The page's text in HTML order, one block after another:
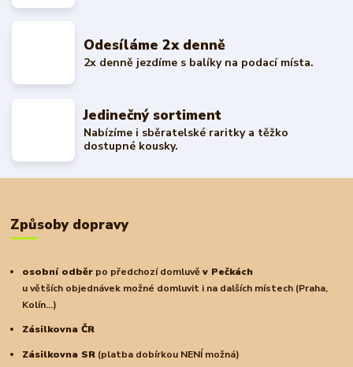
Odesíláme 2x denně
2x denně jezdíme s balíky na podací místa.
Jedinečný sortiment
Nabízíme i sběratelské raritky a těžko
dostupné kousky.
Způsoby dopravy
osobní odběr po předchozí domluvěv Pečkách
u větších objednávek možné domluvit i na dalších místech (Praha,
Kolín...)
Zásilkovna ČR
Zásilkovna SR (platba dobírkou NENÍ možná)